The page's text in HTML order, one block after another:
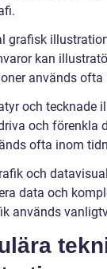
grafisk
kan
används ofta
och tecknade
och förenkla
ofta inom
och
data och
används